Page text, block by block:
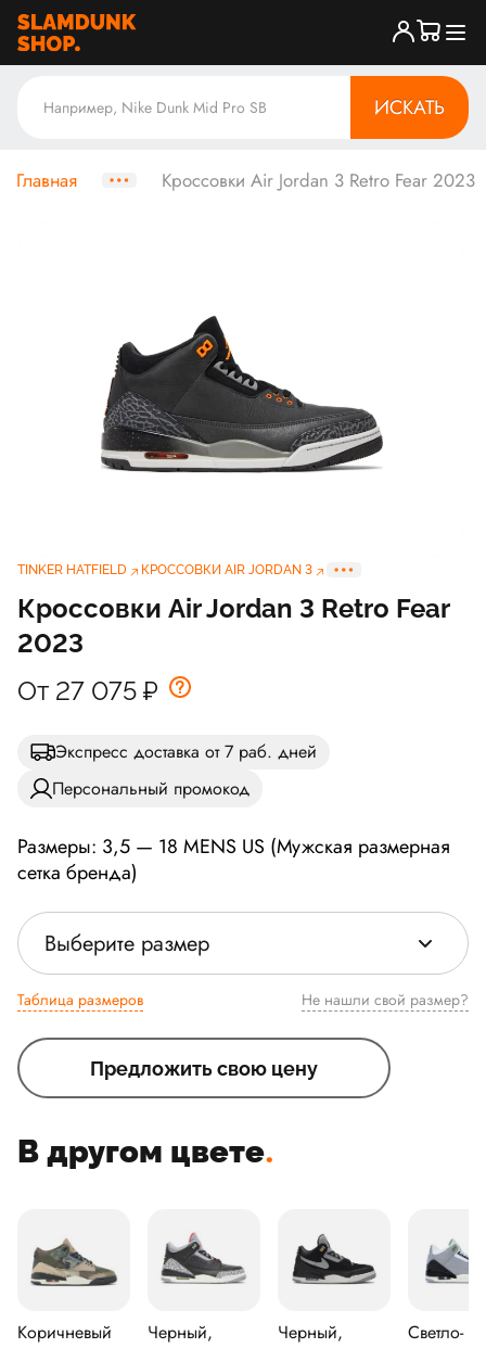
ИСКАТЬ
Главная Кроссовки Air Jordan 3 Retro Fear 2023
TINKER HATFIELD КРОССОВКИ AIR JORDAN 3
Кроссовки Air Jordan 3 Retro Fear
2023
От 27 075 ₽
Экспресс доставка от 7 раб. дней
Персональный промокод
Размеры: 3,5 — 18 MENS US (Мужская размерная
сетка бренда)
Выберите размер
Таблица размеров Не нашли свой размер?
Предложить свою цену
В другом цвете.
Коричневый
Черный,
Черный,
Светло-